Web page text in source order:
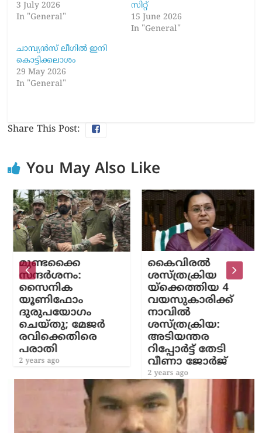
3 July 2026
In "General"
സി​റ്റ്
15 June 2026
In "General"
ചാമ്പ്യൻസ് ലീഗിൽ ഇനി
കൊ​ട്ടി​ക്ക​ലാ​ശം
29 May 2026
In "General"
Share This Post:
You May Also Like
മുണ്ടക്കൈ
സന്ദർശനം:
സൈനിക
യൂണിഫോം
ദുരുപയോഗം
ചെയ്തു; മേജർ
രവിക്കെതിരെ
പരാതി
2 years ago
കൈവിരൽ
ശസ്ത്രക്രിയ
യ്ക്കെത്തിയ 4
വയസുകാരിക്ക്
നാവില്‍
ശസ്ത്രക്രിയ:
അടിയന്തര
റിപ്പോര്‍ട്ട് തേടി
വീണാ ജോർജ്
2 years ago